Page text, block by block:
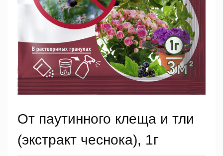
От паутинного клеща и тли
(экстракт чеснока), 1г